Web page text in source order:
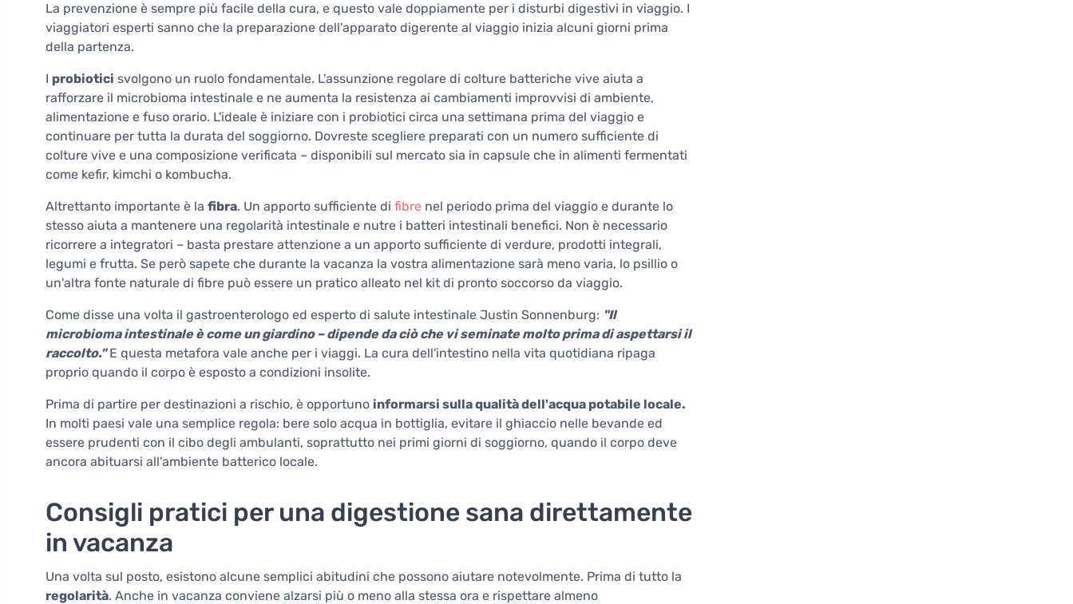
La prevenzione è sempre più facile della cura, e questo vale doppiamente per i disturbi digestivi in viaggio. I
viaggiatori esperti sanno che la preparazione dell'apparato digerente al viaggio inizia alcuni giorni prima
della partenza.
I probiotici svolgono un ruolo fondamentale. L'assunzione regolare di colture batteriche vive aiuta a
rafforzare il microbioma intestinale e ne aumenta la resistenza ai cambiamenti improvvisi di ambiente,
alimentazione e fuso orario. L'ideale è iniziare con i probiotici circa una settimana prima del viaggio e
continuare per tutta la durata del soggiorno. Dovreste scegliere preparati con un numero sufficiente di
colture vive e una composizione verificata – disponibili sul mercato sia in capsule che in alimenti fermentati
come kefir, kimchi o kombucha.
Altrettanto importante è la fibra. Un apporto sufficiente di fibre nel periodo prima del viaggio e durante lo
stesso aiuta a mantenere una regolarità intestinale e nutre i batteri intestinali benefici. Non è necessario
ricorrere a integratori – basta prestare attenzione a un apporto sufficiente di verdure, prodotti integrali,
legumi e frutta. Se però sapete che durante la vacanza la vostra alimentazione sarà meno varia, lo psillio o
un'altra fonte naturale di fibre può essere un pratico alleato nel kit di pronto soccorso da viaggio.
Come disse una volta il gastroenterologo ed esperto di salute intestinale Justin Sonnenburg: "Il
microbioma intestinale è come un giardino – dipende da ciò che vi seminate molto prima di aspettarsi il
raccolto."E questa metafora vale anche per i viaggi. La cura dell'intestino nella vita quotidiana ripaga
proprio quando il corpo è esposto a condizioni insolite.
Prima di partire per destinazioni a rischio, è opportuno informarsi sulla qualità dell'acqua potabile locale.
In molti paesi vale una semplice regola: bere solo acqua in bottiglia, evitare il ghiaccio nelle bevande ed
essere prudenti con il cibo degli ambulanti, soprattutto nei primi giorni di soggiorno, quando il corpo deve
ancora abituarsi all'ambiente batterico locale.
Consigli pratici per una digestione sana direttamente
in vacanza
Una volta sul posto, esistono alcune semplici abitudini che possono aiutare notevolmente. Prima di tutto la
regolarità. Anche in vacanza conviene alzarsi più o meno alla stessa ora e rispettare almeno